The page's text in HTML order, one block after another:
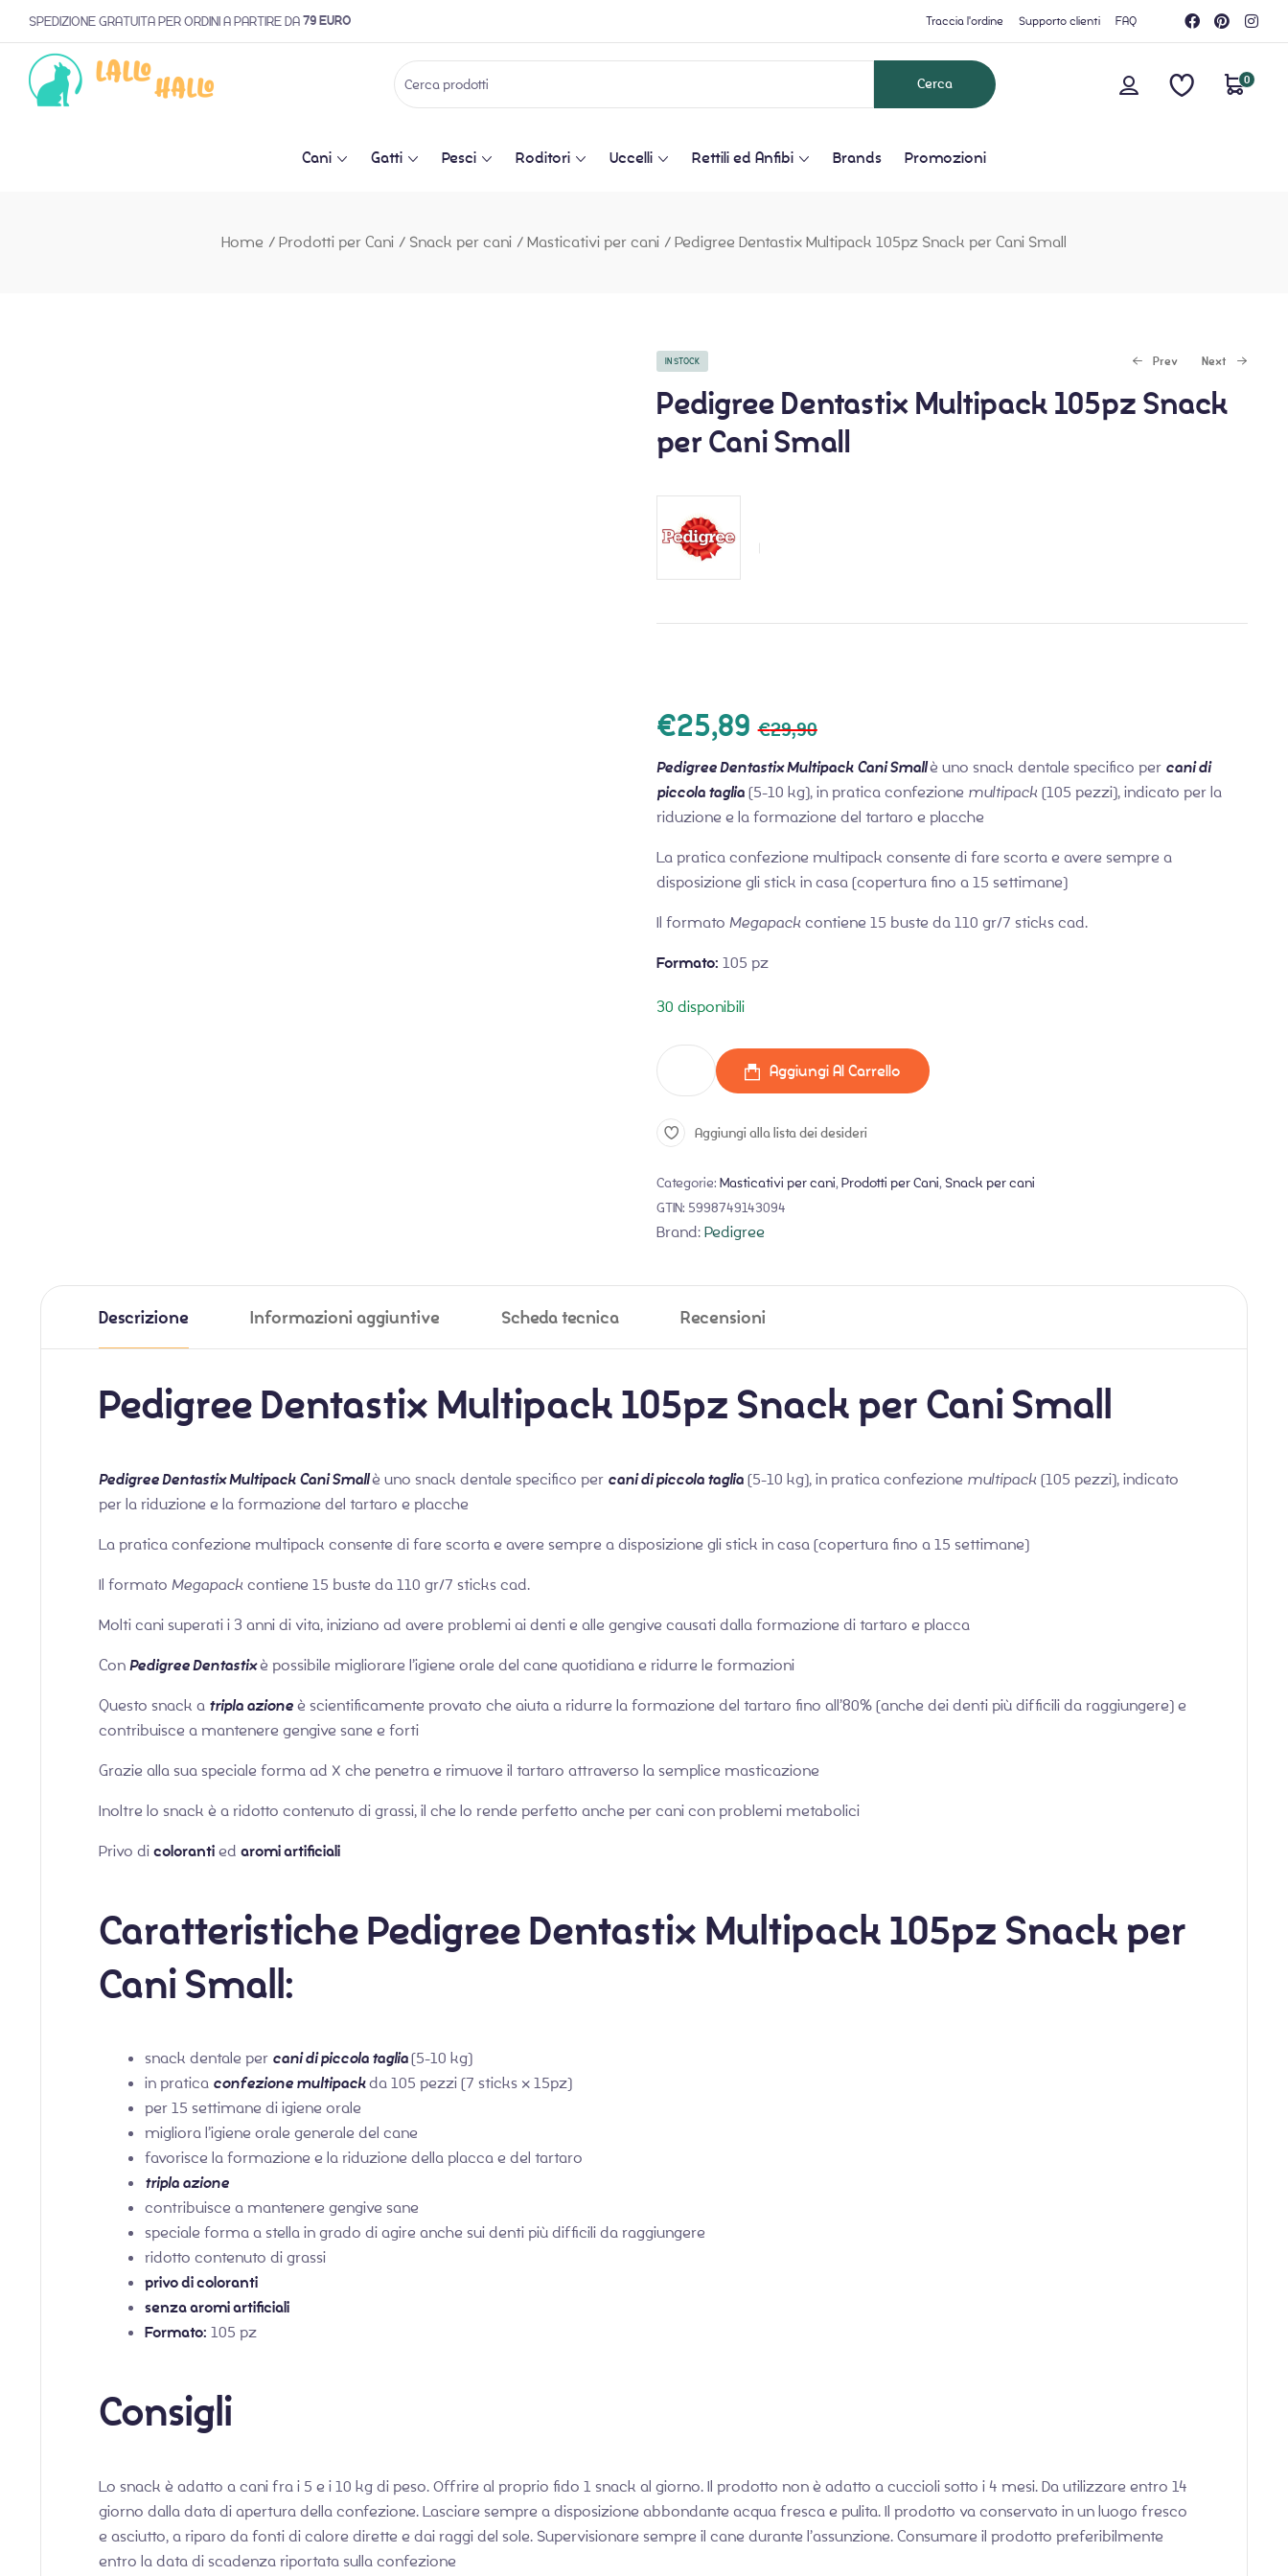
SPEDIZIONE GRATUITA PER ORDINI A PARTIRE DA79 EURO Traccia l'ordine Supporto clienti FAQ
0
Cani Gatti Pesci Roditori Uccelli Rettili ed Anfibi Brands Promozioni
Home / Prodotti per Cani / Snack per cani / Masticativi per cani / Pedigree Dentastix Multipack 105pz Snack per Cani Small
IN STOCK Prev Next
Pedigree Dentastix Multipack 105pz Snack
per Cani Small
€29,90
€25,89
Pedigree Dentastix Multipack Cani Smallè uno snack dentale specifico per cani di
piccola taglia(5-10 kg), in pratica confezione multipack(105 pezzi), indicato per la
riduzione e la formazione del tartaro e placche
La pratica confezione multipack consente di fare scorta e avere sempre a
disposizione gli stick in casa (copertura fino a 15 settimane)
Il formato Megapackcontiene 15 buste da 110 gr/7 sticks cad.
Formato: 105 pz
30 disponibili
Aggiungi Al Carrello
Aggiungi alla lista dei desideri
Categorie: Masticativi per cani, Prodotti per Cani, Snack per cani
GTIN: 5998749143094
Brand:Pedigree
Descrizione Informazioni aggiuntive Scheda tecnica Recensioni
Pedigree Dentastix Multipack 105pz Snack per Cani Small
Pedigree Dentastix Multipack Cani Smallè uno snack dentale specifico per cani di piccola taglia(5-10 kg), in pratica confezione multipack(105 pezzi), indicato
per la riduzione e la formazione del tartaro e placche
La pratica confezione multipack consente di fare scorta e avere sempre a disposizione gli stick in casa (copertura fino a 15 settimane)
Il formato Megapackcontiene 15 buste da 110 gr/7 sticks cad.
Molti cani superati i 3 anni di vita, iniziano ad avere problemi ai denti e alle gengive causati dalla formazione di tartaro e placca
ConPedigree Dentastixè possibile migliorare l’igiene orale del cane quotidiana e ridurre le formazioni
Questo snack a tripla azioneè scientificamente provato che aiuta a ridurre la formazione del tartaro fino all’80% (anche dei denti più difficili da raggiungere) e
contribuisce a mantenere gengive sane e forti
Grazie alla sua speciale forma ad X che penetra e rimuove il tartaro attraverso la semplice masticazione
Inoltre lo snack è a ridotto contenuto di grassi, il che lo rende perfetto anche per cani con problemi metabolici
Privo dicolorantied aromi artificiali
Caratteristiche Pedigree Dentastix Multipack 105pz Snack per
Cani Small:
snack dentale per cani di piccola taglia(5-10 kg)
in pratica confezione multipackda 105 pezzi (7 sticks x 15pz)
per 15 settimane di igiene orale
migliora l’igiene orale generale del cane
favorisce la formazione e la riduzione della placca e del tartaro
tripla azione
contribuisce a mantenere gengive sane
speciale forma a stella in grado di agire anche sui denti più difficili da raggiungere
ridotto contenuto di grassi
privo di coloranti
senza aromi artificiali
Formato: 105 pz
Consigli
Lo snack è adatto a cani fra i 5 e i 10 kg di peso. Offrire al proprio fido 1 snack al giorno. Il prodotto non è adatto a cuccioli sotto i 4 mesi. Da utilizzare entro 14
giorno dalla data di apertura della confezione. Lasciare sempre a disposizione abbondante acqua fresca e pulita. Il prodotto va conservato in un luogo fresco
e asciutto, a riparo da fonti di calore dirette e dai raggi del sole. Supervisionare sempre il cane durante l’assunzione. Consumare il prodotto preferibilmente
entro la data di scadenza riportata sulla confezione